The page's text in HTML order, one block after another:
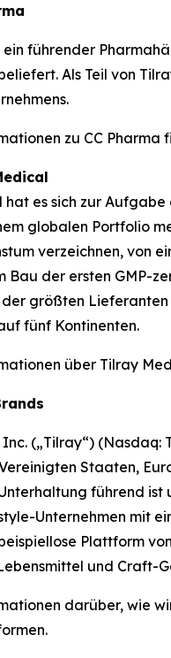
ein führender
Als Teil von
zu CC Pharma
es sich zur
globalen Portfolio
verzeichnen, von
Bau der ersten GMP-
größten Lieferanten
fünf Kontinenten.
über Tilray
(„Tilray“) (Nasdaq:
Staaten,
führend
Unternehmen mit
Plattform
und Craft-
darüber, wie